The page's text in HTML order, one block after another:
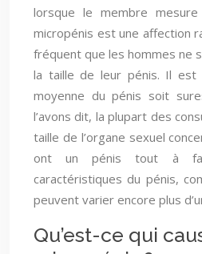
lorsque le membre
micropénis est une affection
fréquent que les hommes ne
la taille de leur pénis. Il est
moyenne du pénis soit
l’avons dit, la plupart des
taille de l’organe sexuel
ont un pénis tout à fait
caractéristiques du pénis,
peuvent varier encore plus
Qu’est-ce qui